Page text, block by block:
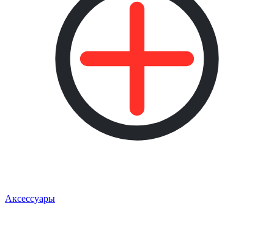
Аксессуары